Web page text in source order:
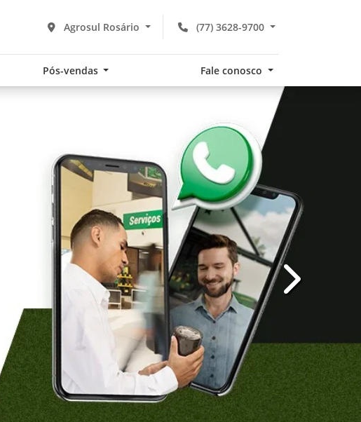
(77) 3628-9700
Agrosul Rosário
Pós-vendas Fale conosco